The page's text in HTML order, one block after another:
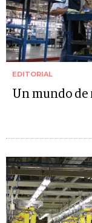
EDITORIAL
Un mundo de